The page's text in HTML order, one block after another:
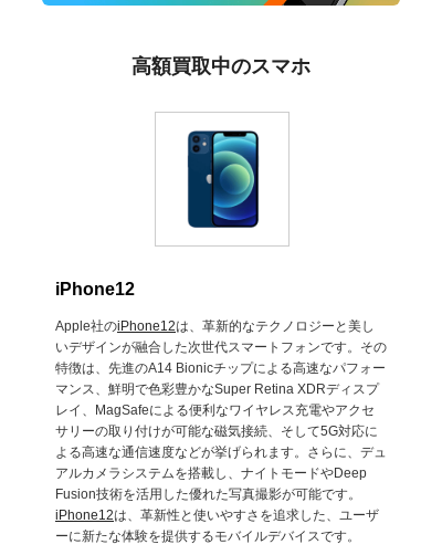
高額買取中のスマホ
iPhone12
Apple社のiPhone12は、革新的なテクノロジーと美し
いデザインが融合した次世代スマートフォンです。その
特徴は、先進のA14 Bionicチップによる高速なパフォー
マンス、鮮明で色彩豊かなSuper Retina XDRディスプ
レイ、MagSafeによる便利なワイヤレス充電やアクセ
サリーの取り付けが可能な磁気接続、そして5G対応に
よる高速な通信速度などが挙げられます。さらに、デュ
アルカメラシステムを搭載し、ナイトモードやDeep
Fusion技術を活用した優れた写真撮影が可能です。
iPhone12は、革新性と使いやすさを追求した、ユーザ
ーに新たな体験を提供するモバイルデバイスです。